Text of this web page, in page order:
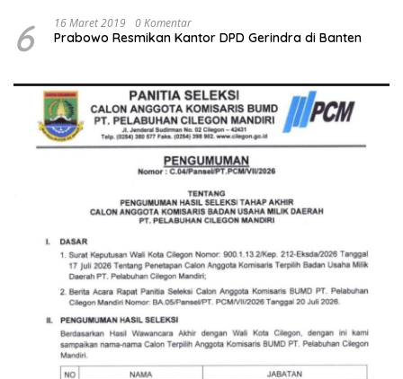
6 16 Maret 2019 0 Komentar
Prabowo Resmikan Kantor DPD Gerindra di Banten